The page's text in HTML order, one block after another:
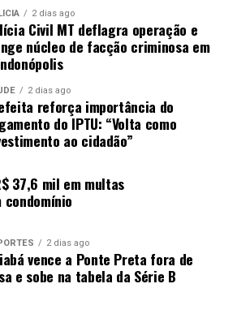
2 dias ago
Civil MT deflagra operação e
núcleo de facção criminosa em
2 dias ago
reforça importância do
do IPTU: “Volta como
ao cidadão”
37,6 mil em multas
2 dias ago
vence a Ponte Preta fora de
e sobe na tabela da Série B